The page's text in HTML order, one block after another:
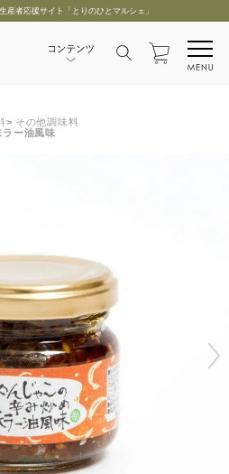
者応援サイト「とりのひとマルシェ」
その他調味料
ー油風味